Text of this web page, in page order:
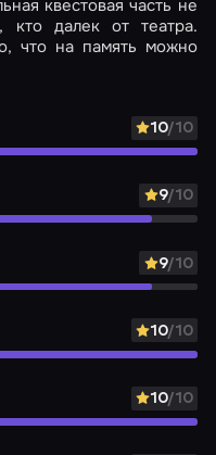
квестовая часть не
кто далек от театра.
что на память можно
10/10
9/10
9/10
10/10
10/10